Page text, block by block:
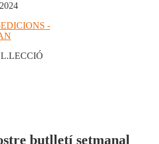
-
butlletí setmanal